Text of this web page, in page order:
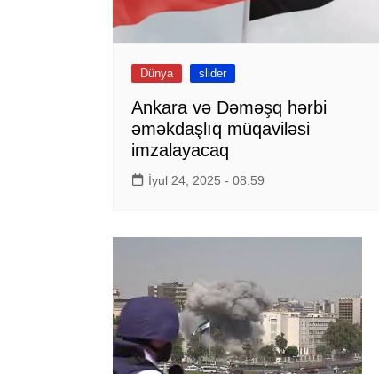
Dünya slider
Ankara və Dəməşq hərbi
əməkdaşlıq müqaviləsi
imzalayacaq
İyul 24, 2025 - 08:59